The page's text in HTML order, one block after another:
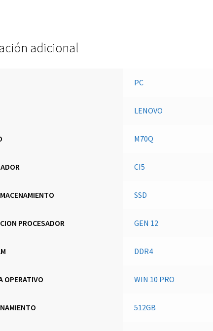
DDR4 adicional
PC
LENOVO
M70Q
CI5
SSD
PROCESADOR GEN 12
DDR4
OPERATIVO WIN 10 PRO
512GB